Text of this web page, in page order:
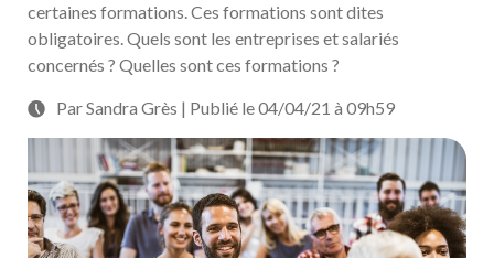
certaines formations. Ces formations sont dites
obligatoires. Quels sont les entreprises et salariés
concernés ? Quelles sont ces formations ?
Par Sandra Grès | Publié le 04/04/21 à 09h59